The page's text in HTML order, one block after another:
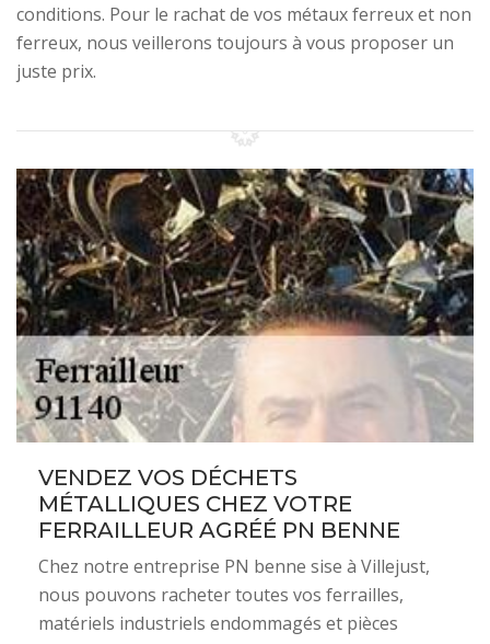
conditions. Pour le rachat de vos métaux ferreux et non
ferreux, nous veillerons toujours à vous proposer un
juste prix.
VENDEZ VOS DÉCHETS
MÉTALLIQUES CHEZ VOTRE
FERRAILLEUR AGRÉÉ PN BENNE
Chez notre entreprise PN benne sise à Villejust,
nous pouvons racheter toutes vos ferrailles,
matériels industriels endommagés et pièces